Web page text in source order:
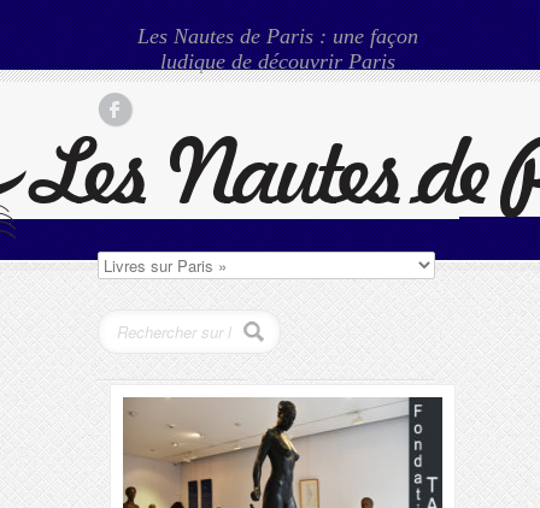
Les Nautes de Paris : une façon
ludique de découvrir Paris